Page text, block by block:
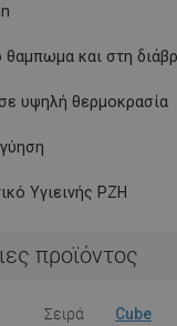
θαμπωμα και στη
υψηλή θερμοκρασία
Υγιεινής PZH
προϊόντος
Σειρά Cube